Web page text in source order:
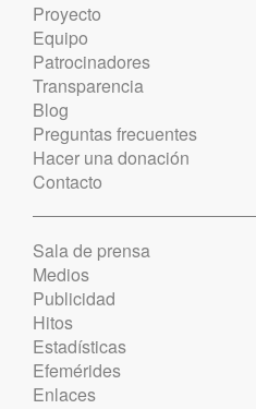
Proyecto
Equipo
Patrocinadores
Transparencia
Blog
Preguntas frecuentes
Hacer una donación
Contacto
Sala de prensa
Medios
Publicidad
Hitos
Estadísticas
Efemérides
Enlaces